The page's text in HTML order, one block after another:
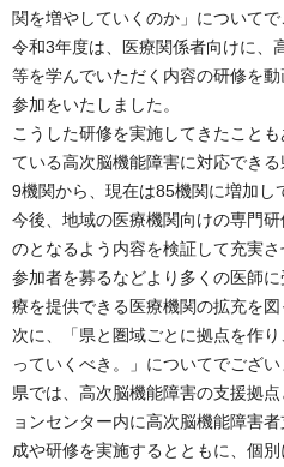
関を増やしていくのか」についてで
令和3年度は、医療関係者向けに、
等を学んでいただく内容の研修を
参加をいたしました。
こうした研修を実施してきたこと
ている高次脳機能障害に対応でき
9機関から、現在は85機関に増加し
今後、地域の医療機関向けの専門
のとなるよう内容を検証して充実
参加者を募るなどより多くの医師
療を提供できる医療機関の拡充を図
次に、「県と圏域ごとに拠点を作
っていくべき。」についてでござい
県では、高次脳機能障害の支援拠
ョンセンター内に高次脳機能障害
成や研修を実施するとともに、個